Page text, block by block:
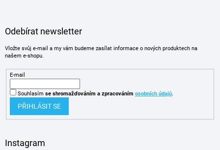
Odebírat newsletter
Vložte svůj e-mail a my vám budeme zasílat informace o nových produktech na
našem e-shopu.
E-mail
Souhlasím se shromažďováním a zpracováním osobních údajů.
PŘIHLÁSIT SE
Instagram